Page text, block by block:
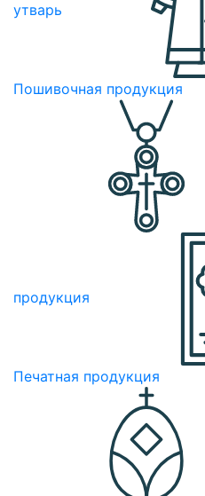
утварь
Пошивочная продукция
продукция
Печатная продукция